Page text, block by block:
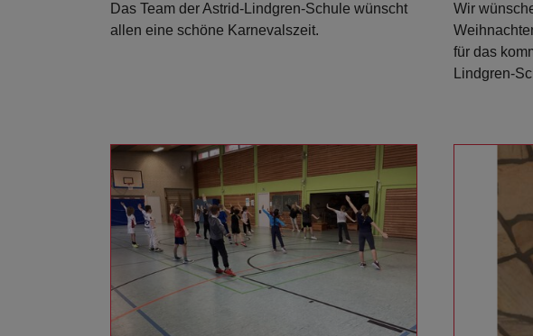
Das Team der Astrid-Lindgren-Schule wünscht
allen eine schöne Karnevalszeit.
Wir
für das
Lindgren-
Weiterlesen